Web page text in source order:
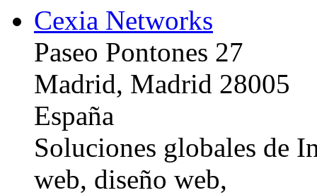
Cexia Networks
Paseo Pontones 27
Madrid, Madrid 28005
España
Soluciones globales de
web, diseño web,